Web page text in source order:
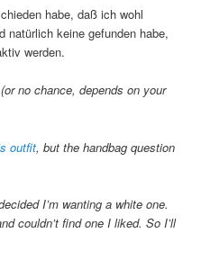
habe, daß ich wohl
natürlich keine gefunden habe,
werden.
no chance, depends on your
outfit, but the handbag question
I’m wanting a white one.
couldn’t find one I liked. So I’ll